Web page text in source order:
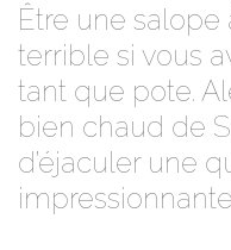
Être une
terrible si vous
tant que pote.
bien chaud de
d’éjaculer une